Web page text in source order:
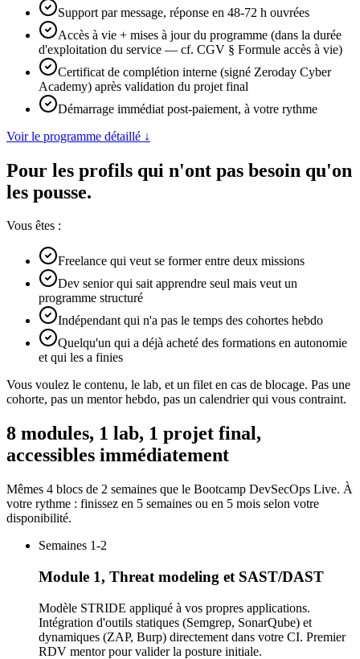
Support par message, réponse en 48-72 h ouvrées
Accès à vie + mises à jour du programme (dans la durée
d'exploitation du service — cf. CGV § Formule accès à vie)
Certificat de complétion interne (signé Zeroday Cyber
Academy) après validation du projet final
Démarrage immédiat post-paiement, à votre rythme
Voir le programme détaillé ↓
Pour les profils qui n'ont pas besoin qu'on
les pousse.
Vous êtes :
Freelance qui veut se former entre deux missions
Dev senior qui sait apprendre seul mais veut un
programme structuré
Indépendant qui n'a pas le temps des cohortes hebdo
Quelqu'un qui a déjà acheté des formations en autonomie
et qui les a finies
Vous voulez le contenu, le lab, et un filet en cas de blocage. Pas une
cohorte, pas un mentor hebdo, pas un calendrier qui vous contraint.
8 modules, 1 lab, 1 projet final,
accessibles immédiatement
Mêmes 4 blocs de 2 semaines que le Bootcamp DevSecOps Live. À
votre rythme : finissez en 5 semaines ou en 5 mois selon votre
disponibilité.
Semaines 1-2
Module 1, Threat modeling et SAST/DAST
Modèle STRIDE appliqué à vos propres applications.
Intégration d'outils statiques (Semgrep, SonarQube) et
dynamiques (ZAP, Burp) directement dans votre CI. Premier
RDV mentor pour valider la posture initiale.